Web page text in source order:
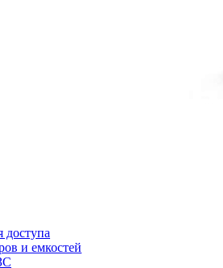
доступа
и емкостей